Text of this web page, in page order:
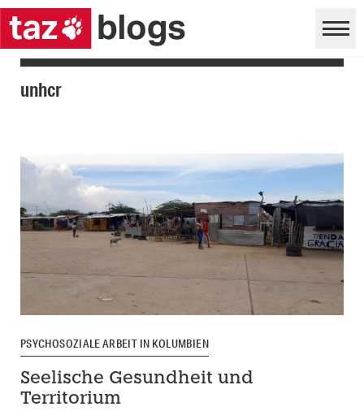
unhcr
PSYCHOSOZIALE ARBEIT IN KOLUMBIEN
Seelische Gesundheit und
Territorium